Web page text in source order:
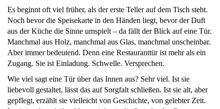
Es beginnt oft viel früher, als der erste Teller auf dem Tisch steht.
Noch bevor die Speisekarte in den Händen liegt, bevor der Duft
aus der Küche die Sinne umspielt – da fällt der Blick auf eine Tür.
Manchmal aus Holz, manchmal aus Glas, manchmal unscheinbar.
Aber immer bedeutend. Denn eine Restauranttür ist mehr als ein
Zugang. Sie ist Einladung. Schwelle. Versprechen.
Wie viel sagt eine Tür über das Innen aus? Sehr viel. Ist sie
liebevoll gestaltet, lässt das auf Sorgfalt schließen. Ist sie alt, aber
gepflegt, erzählt sie vielleicht von Geschichte, von gelebter Zeit.